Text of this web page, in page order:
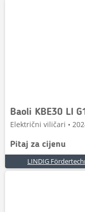
Baoli KBE30 LI
Električni viličari •
Pitaj za cijenu
LINDIG